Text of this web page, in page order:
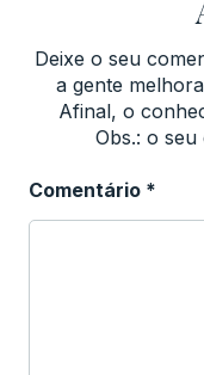
Deixe o seu
a gente
Afinal, o
Obs.: o
Comentário *